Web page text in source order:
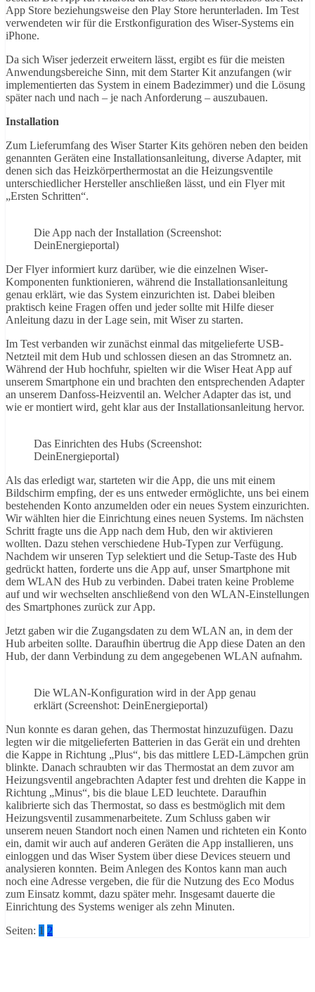
App Store beziehungsweise den Play Store herunterladen. Im Test
verwendeten wir für die Erstkonfiguration des Wiser-Systems ein
iPhone.
Da sich Wiser jederzeit erweitern lässt, ergibt es für die meisten
Anwendungsbereiche Sinn, mit dem Starter Kit anzufangen (wir
implementierten das System in einem Badezimmer) und die Lösung
später nach und nach – je nach Anforderung – auszubauen.
Installation
Zum Lieferumfang des Wiser Starter Kits gehören neben den beiden
genannten Geräten eine Installationsanleitung, diverse Adapter, mit
denen sich das Heizkörperthermostat an die Heizungsventile
unterschiedlicher Hersteller anschließen lässt, und ein Flyer mit
„Ersten Schritten“.
Die App nach der Installation (Screenshot:
DeinEnergieportal)
Der Flyer informiert kurz darüber, wie die einzelnen Wiser-
Komponenten funktionieren, während die Installationsanleitung
genau erklärt, wie das System einzurichten ist. Dabei bleiben
praktisch keine Fragen offen und jeder sollte mit Hilfe dieser
Anleitung dazu in der Lage sein, mit Wiser zu starten.
Im Test verbanden wir zunächst einmal das mitgelieferte USB-
Netzteil mit dem Hub und schlossen diesen an das Stromnetz an.
Während der Hub hochfuhr, spielten wir die Wiser Heat App auf
unserem Smartphone ein und brachten den entsprechenden Adapter
an unserem Danfoss-Heizventil an. Welcher Adapter das ist, und
wie er montiert wird, geht klar aus der Installationsanleitung hervor.
Das Einrichten des Hubs (Screenshot:
DeinEnergieportal)
Als das erledigt war, starteten wir die App, die uns mit einem
Bildschirm empfing, der es uns entweder ermöglichte, uns bei einem
bestehenden Konto anzumelden oder ein neues System einzurichten.
Wir wählten hier die Einrichtung eines neuen Systems. Im nächsten
Schritt fragte uns die App nach dem Hub, den wir aktivieren
wollten. Dazu stehen verschiedene Hub-Typen zur Verfügung.
Nachdem wir unseren Typ selektiert und die Setup-Taste des Hub
gedrückt hatten, forderte uns die App auf, unser Smartphone mit
dem WLAN des Hub zu verbinden. Dabei traten keine Probleme
auf und wir wechselten anschließend von den WLAN-Einstellungen
des Smartphones zurück zur App.
Jetzt gaben wir die Zugangsdaten zu dem WLAN an, in dem der
Hub arbeiten sollte. Daraufhin übertrug die App diese Daten an den
Hub, der dann Verbindung zu dem angegebenen WLAN aufnahm.
Die WLAN-Konfiguration wird in der App genau
erklärt (Screenshot: DeinEnergieportal)
Nun konnte es daran gehen, das Thermostat hinzuzufügen. Dazu
legten wir die mitgelieferten Batterien in das Gerät ein und drehten
die Kappe in Richtung „Plus“, bis das mittlere LED-Lämpchen grün
blinkte. Danach schraubten wir das Thermostat an dem zuvor am
Heizungsventil angebrachten Adapter fest und drehten die Kappe in
Richtung „Minus“, bis die blaue LED leuchtete. Daraufhin
kalibrierte sich das Thermostat, so dass es bestmöglich mit dem
Heizungsventil zusammenarbeitete. Zum Schluss gaben wir
unserem neuen Standort noch einen Namen und richteten ein Konto
ein, damit wir auch auf anderen Geräten die App installieren, uns
einloggen und das Wiser System über diese Devices steuern und
analysieren konnten. Beim Anlegen des Kontos kann man auch
noch eine Adresse vergeben, die für die Nutzung des Eco Modus
zum Einsatz kommt, dazu später mehr. Insgesamt dauerte die
Einrichtung des Systems weniger als zehn Minuten.
Seiten: 1 2